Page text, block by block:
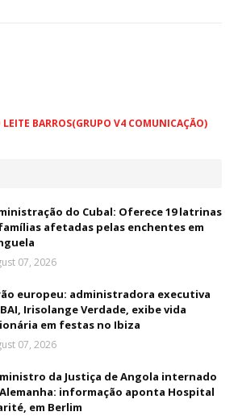
LEITE BARROS(GRUPO V4 COMUNICAÇÃO)
do Cubal: Oferece 19 latrinas
afetadas pelas enchentes em
07, 2026
europeu: administradora executiva
Irisolange Verdade, exibe vida
em festas no Ibiza
07, 2026
da Justiça de Angola internado
informação aponta Hospital
em Berlim